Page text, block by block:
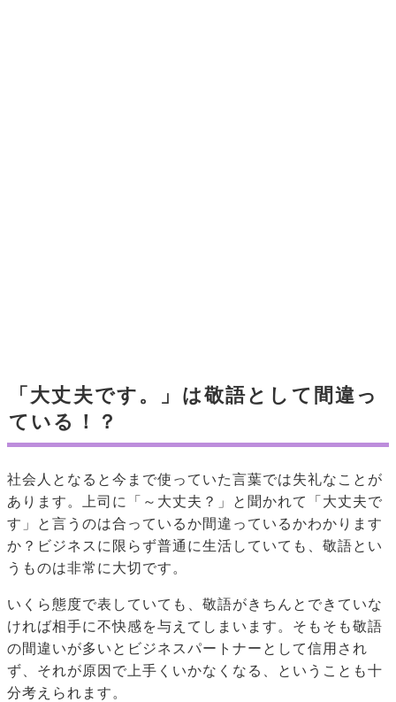
「大丈夫です。」は敬語として間違っ
ている！？
社会人となると今まで使っていた言葉では失礼なことが
あります。上司に「～大丈夫？」と聞かれて「大丈夫で
す」と言うのは合っているか間違っているかわかります
か？ビジネスに限らず普通に生活していても、敬語とい
うものは非常に大切です。
いくら態度で表していても、敬語がきちんとできていな
ければ相手に不快感を与えてしまいます。そもそも敬語
の間違いが多いとビジネスパートナーとして信用され
ず、それが原因で上手くいかなくなる、ということも十
分考えられます。